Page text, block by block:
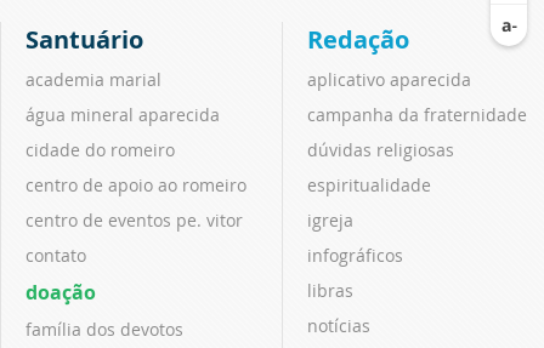
Santuário
academia marial
água mineral aparecida
cidade do romeiro
centro de apoio ao romeiro
centro de eventos pe. vitor
contato
doação
família dos devotos
Redação
aplicativo aparecida
campanha da fraternidade
dúvidas religiosas
espiritualidade
igreja
infográficos
libras
notícias